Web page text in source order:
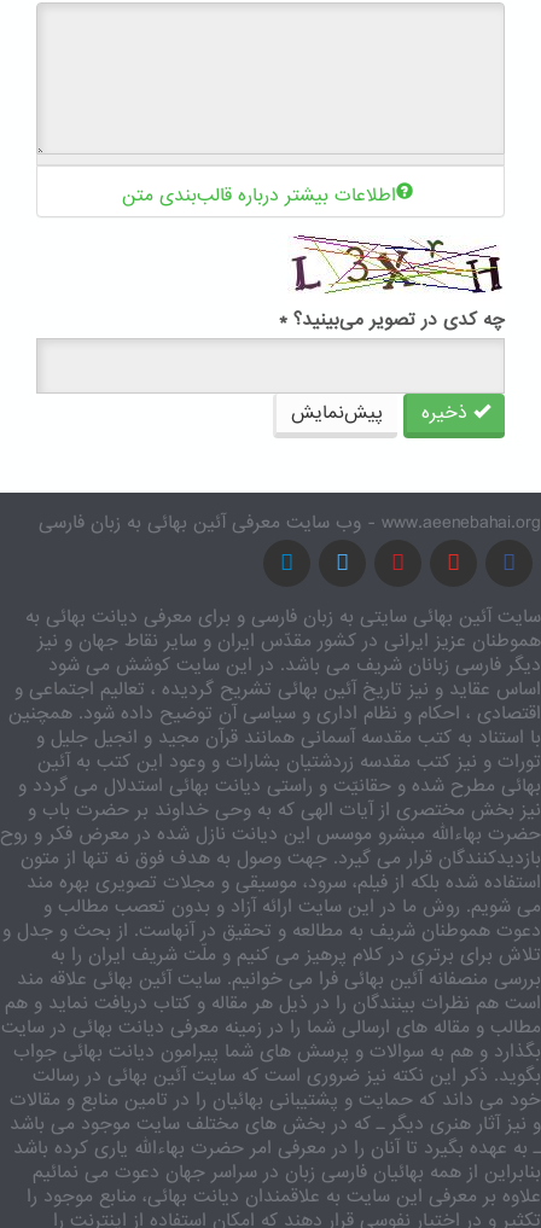
اطلاعات بیشتر درباره قالب‌بندی متن
چه کدی در تصویر می‌بینید؟ *
ذخیره پیش‌نمایش
www.aeenebahai.org - وب سایت معرفی آئین بهائی به زبان فارسی
سایت آئین بهائی سایتی به زبان فارسی و برای معرفی دیانت بهائی به
هموطنان عزیز ایرانی در کشور مقدّس ایران و سایر نقاط جهان و نیز
دیگر فارسی زبانان شریف می باشد. در این سایت کوشش می شود
اساس عقاید و نیز تاریخ آئین بهائی تشریح گردیده ، تعالیم اجتماعی و
اقتصادی ، احکام و نظام اداری و سیاسی آن توضیح داده شود. همچنین
با استناد به کتب مقدسه آسمانی همانند قرآن مجید و انجیل جلیل و
تورات و نیز کتب مقدسه زردشتیان بشارات و وعود این کتب به آئین
بهائی مطرح شده و حقانیّت و راستی دیانت بهائی استدلال می گردد و
نیز بخش مختصری از آیات الهی که به وحی خداوند بر حضرت باب و
حضرت بهاءالله مبشرو موسس این دیانت نازل شده در معرض فکر و روح
بازدیدکنندگان قرار می گیرد. جهت وصول به هدف فوق نه تنها از متون
استفاده شده بلکه از فیلم، سرود، موسیقی و مجلات تصویری بهره مند
می شویم. روش ما در این سایت ارائه آزاد و بدون تعصب مطالب و
دعوت هموطنان شریف به مطالعه و تحقیق در آنهاست. از بحث و جدل و
تلاش برای برتری در کلام پرهیز می کنیم و ملّت شریف ایران را به
بررسی منصفانه آئین بهائی فرا می خوانیم. سایت آئین بهائی علاقه مند
است هم نظرات بینندگان را در ذیل هر مقاله و کتاب دریافت نماید و هم
مطالب و مقاله های ارسالی شما را در زمینه معرفی دیانت بهائی در سایت
بگذارد و هم به سوالات و پرسش های شما پیرامون دیانت بهائی جواب
بگوید. ذکر این نکته نیز ضروری است که سایت آئین بهائی در رسالت
خود می داند که حمایت و پشتیبانی بهائیان را در تامین منابع و مقالات
و نیز آثار هنری دیگر ـ که در بخش های مختلف سایت موجود می باشد
ـ به عهده بگیرد تا آنان را در معرفی امر حضرت بهاءالله یاری کرده باشد
بنابراین از همه بهائیان فارسی زبان در سراسر جهان دعوت می نمائیم
علاوه بر معرفی این سایت به علاقمندان دیانت بهائی، منابع موجود را
تکثیر و در اختیار نفوسی قرار دهند که امکان استفاده از اینترنت را